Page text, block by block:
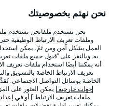
it's meant to be
نحن نهتم بخصوصيتك
نحن نستخدم ملفانحن نستخدم
وملفات تعريف الارتباط الوظيفية
العمل بشكل آمن ومن ثمَّ، يمكن
به. وبالنقر على "قبول جميع ملفات
أنه يمكننا أيضًا استخدام ملفات تعريف
تعريف الارتباط الخاصة بالتسويق
الخاصة بوسائل التواصل الاجتماعي.
جهات خارجية . يمكن العثور على
ملفات تعريف الارتباط
] أو في